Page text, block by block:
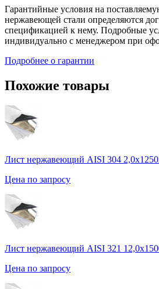
Гарантийные условия на
нержавеющей стали определяются
спецификацией к нему. Подробные
индивидуально с менеджером при
Подробнее о гарантии
Похожие товары
Лист нержавеющий AISI 304
Цена по запросу
Лист нержавеющий AISI 321
Цена по запросу